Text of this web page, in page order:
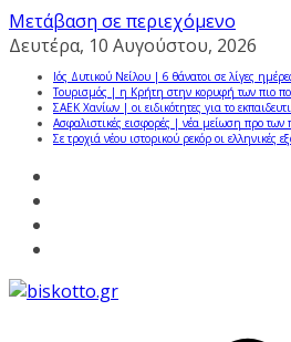
Μετάβαση σε περιεχόμενο
Δευτέρα, 10 Αυγούστου, 2026
Ιός Δυτικού Νείλου | 6 θάνατοι σε λίγες
Τουρισμός | η Κρήτη στην κορυφή των πιο
ΣΑΕΚ Χανίων | οι ειδικότητες για το
Ασφαλιστικές εισφορές | νέα μείωση προ
Σε τροχιά νέου ιστορικού ρεκόρ οι ελληνικές